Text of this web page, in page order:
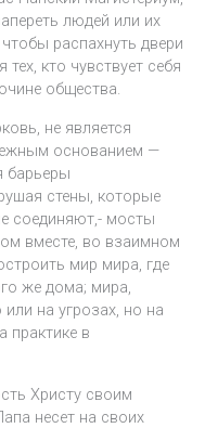
людей или их
распахнуть двери
кто чувствует себя
общества.
не является
основанием —
барьеры
стены, которые
соединяют,- мосты
вместе, во взаимном
мир мира, где
же дома; мира,
или на угрозах, но на
практике в
Христу своим
несет на своих